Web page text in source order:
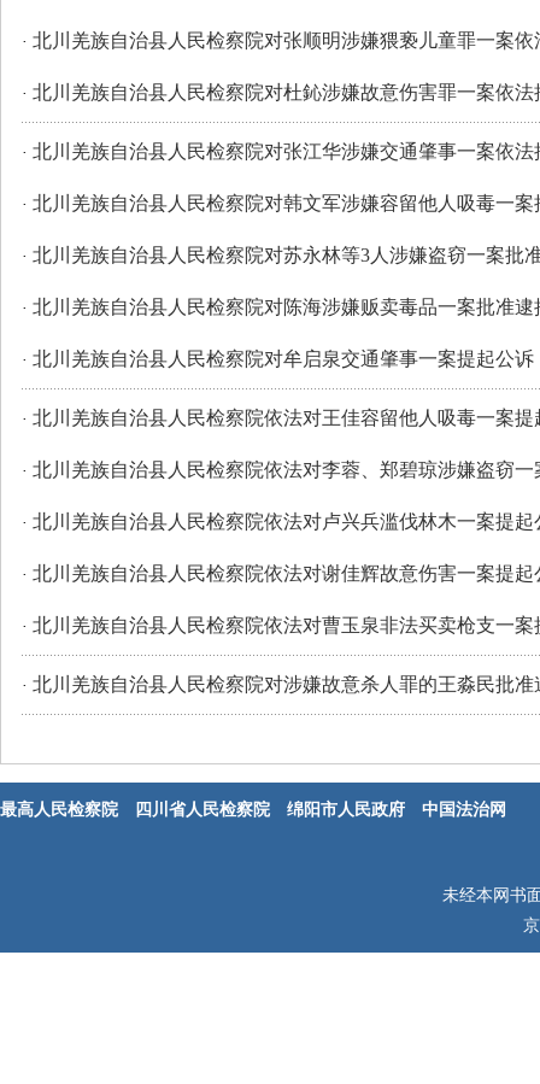
· 北川羌族自治县人民检察院对张顺明涉嫌猥亵儿童罪一案依
· 北川羌族自治县人民检察院对杜鈊涉嫌故意伤害罪一案依法
· 北川羌族自治县人民检察院对张江华涉嫌交通肇事一案依法
· 北川羌族自治县人民检察院对韩文军涉嫌容留他人吸毒一案
· 北川羌族自治县人民检察院对苏永林等3人涉嫌盗窃一案批
· 北川羌族自治县人民检察院对陈海涉嫌贩卖毒品一案批准逮
· 北川羌族自治县人民检察院对牟启泉交通肇事一案提起公诉
· 北川羌族自治县人民检察院依法对王佳容留他人吸毒一案提
· 北川羌族自治县人民检察院依法对李蓉、郑碧琼涉嫌盗窃一
· 北川羌族自治县人民检察院依法对卢兴兵滥伐林木一案提起
· 北川羌族自治县人民检察院依法对谢佳辉故意伤害一案提起
· 北川羌族自治县人民检察院依法对曹玉泉非法买卖枪支一案
· 北川羌族自治县人民检察院对涉嫌故意杀人罪的王淼民批准
最高人民检察院 四川省人民检察院 绵阳市人民政府 中国法治网
未经本网书